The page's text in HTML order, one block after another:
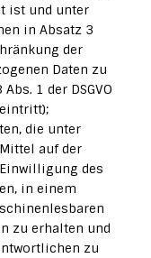
ist und unter
in Absatz 3
der
Daten zu
1 der DSGVO
die unter
auf der
des
in einem
zu erhalten und
zu